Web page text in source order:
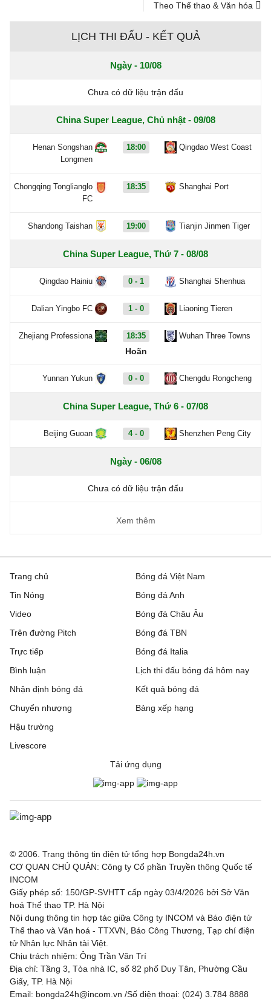
Theo Thể thao & Văn hóa
LỊCH THI ĐẤU - KẾT QUẢ
Ngày - 10/08
Chưa có dữ liệu trận đấu
China Super League, Chủ nhật - 09/08
Henan Songshan
Longmen
18:00 Qingdao West Coast
Chongqing Tonglianglo
FC
18:35 Shanghai Port
Shandong Taishan 19:00 Tianjin Jinmen Tiger
China Super League, Thứ 7 - 08/08
Qingdao Hainiu 0 - 1 Shanghai Shenhua
Dalian Yingbo FC 1 - 0 Liaoning Tieren
Zhejiang Professiona 18:35
Hoãn
Wuhan Three Towns
Yunnan Yukun 0 - 0 Chengdu Rongcheng
China Super League, Thứ 6 - 07/08
Beijing Guoan 4 - 0 Shenzhen Peng City
Ngày - 06/08
Chưa có dữ liệu trận đấu
Xem thêm
Trang chủ
Tin Nóng
Video
Trên đường Pitch
Trực tiếp
Bóng đá Việt Nam
Bóng đá Anh
Bóng đá Châu Âu
Bóng đá TBN
Bóng đá Italia
Bình luận
Nhận định bóng đá
Chuyển nhượng
Hậu trường
Livescore
Lịch thi đấu bóng đá hôm nay
Kết quả bóng đá
Bảng xếp hạng
Tải ứng dụng
© 2006. Trang thông tin điện tử tổng hợp Bongda24h.vn
CƠ QUAN CHỦ QUẢN: Công ty Cổ phần Truyền thông Quốc tế
INCOM
Giấy phép số: 150/GP-SVHTT cấp ngày 03/4/2026 bởi Sở Văn
hoá Thể thao TP. Hà Nội
Nội dung thông tin hợp tác giữa Công ty INCOM và Báo điện tử
Thể thao và Văn hoá - TTXVN, Báo Công Thương, Tạp chí điện
tử Nhân lực Nhân tài Việt.
Chịu trách nhiệm: Ông Trần Văn Trí
Địa chỉ: Tầng 3, Tòa nhà IC, số 82 phố Duy Tân, Phường Cầu
Giấy, TP. Hà Nội
Email: bongda24h@incom.vn /Số điện thoại: (024) 3.784 8888